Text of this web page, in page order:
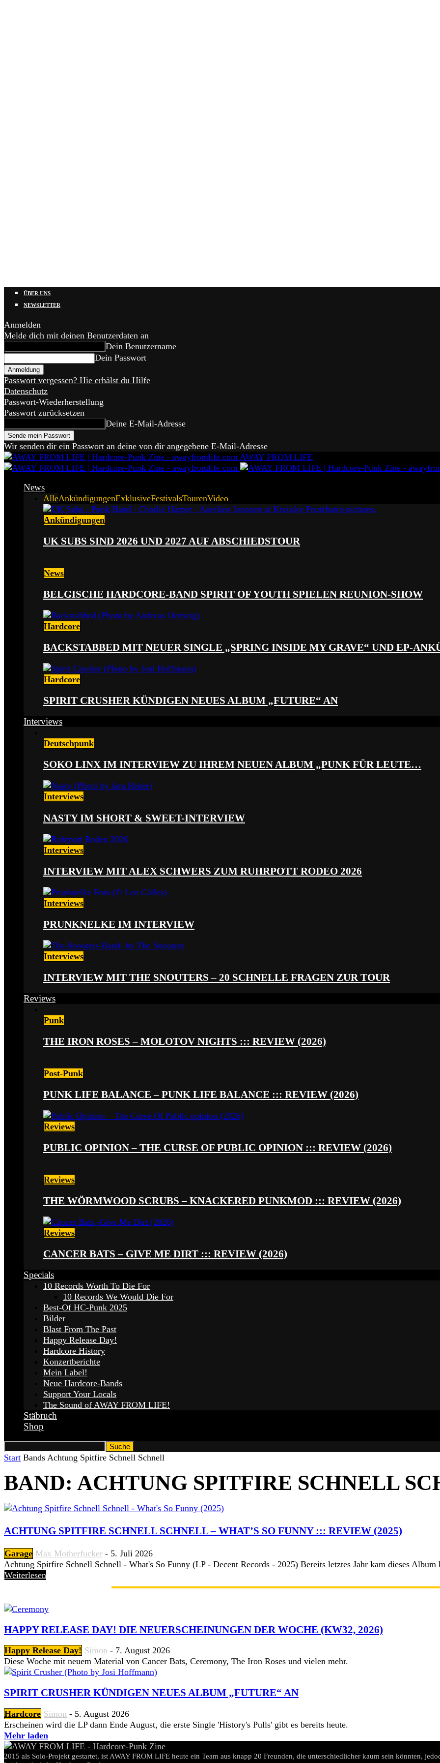
ÜBER UNS
NEWSLETTER
Anmelden
Melde dich mit deinen Benutzerdaten an
Dein Benutzername
Dein Passwort
Passwort vergessen? Hie erhälst du Hilfe
Datenschutz
Passwort-Wiederherstellung
Passwort zurücksetzen
Deine E-Mail-Adresse
Wir senden dir ein Passwort an deine von dir angegebene E-Mail-Adresse
AWAY FROM LIFE
News
AlleAnkündigungenExklusiveFestivalsTourenVideo
Ankündigungen
UK SUBS SIND 2026 UND 2027 AUF ABSCHIEDSTOUR
News
BELGISCHE HARDCORE-BAND SPIRIT OF YOUTH SPIELEN REUNION-SHOW
Hardcore
BACKSTABBED MIT NEUER SINGLE „SPRING INSIDE MY GRAVE“ UND EP-
Hardcore
SPIRIT CRUSHER KÜNDIGEN NEUES ALBUM „FUTURE“ AN
Interviews
Deutschpunk
SOKO LINX IM INTERVIEW ZU IHREM NEUEN ALBUM „PUNK FÜR LEUTE…
Interviews
NASTY IM SHORT & SWEET-INTERVIEW
Interviews
INTERVIEW MIT ALEX SCHWERS ZUM RUHRPOTT RODEO 2026
Interviews
PRUNKNELKE IM INTERVIEW
Interviews
INTERVIEW MIT THE SNOUTERS – 20 SCHNELLE FRAGEN ZUR TOUR
Reviews
Punk
THE IRON ROSES – MOLOTOV NIGHTS ::: REVIEW (2026)
Post-Punk
PUNK LIFE BALANCE – PUNK LIFE BALANCE ::: REVIEW (2026)
Reviews
PUBLIC OPINION – THE CURSE OF PUBLIC OPINION ::: REVIEW (2026)
Reviews
THE WÖRMWOOD SCRUBS – KNACKERED PUNKMOD ::: REVIEW (2026)
Reviews
CANCER BATS – GIVE ME DIRT ::: REVIEW (2026)
Specials
10 Records Worth To Die For
10 Records We Would Die For
Best-Of HC-Punk 2025
Bilder
Blast From The Past
Happy Release Day!
Hardcore History
Konzertberichte
Mein Label!
Neue Hardcore-Bands
Support Your Locals
The Sound of AWAY FROM LIFE!
Stäbruch
Shop
Start Bands Achtung Spitfire Schnell Schnell
BAND: ACHTUNG SPITFIRE SCHNELL
ACHTUNG SPITFIRE SCHNELL SCHNELL – WHAT’S SO FUNNY ::: REVIEW (2025)
Garage Max Motherfucker - 5. Juli 2026
Achtung Spitfire Schnell Schnell - What's So Funny (LP - Decent Records - 2025) Bereits letztes Jahr kam dieses
Weiterlesen
HAPPY RELEASE DAY! DIE NEUERSCHEINUNGEN DER WOCHE (KW32, 2026)
Happy Release Day! Simon - 7. August 2026
Diese Woche mit neuem Material von Cancer Bats, Ceremony, The Iron Roses und vielen mehr.
SPIRIT CRUSHER KÜNDIGEN NEUES ALBUM „FUTURE“ AN
Hardcore Simon - 5. August 2026
Erscheinen wird die LP dann Ende August, die erste Single 'History's Pulls' gibt es bereits heute.
Mehr laden
2015 als Solo-Projekt gestartet, ist AWAY FROM LIFE heute ein Team aus knapp 20 Freunden, die unterschiedlicher kaum sein könnten,